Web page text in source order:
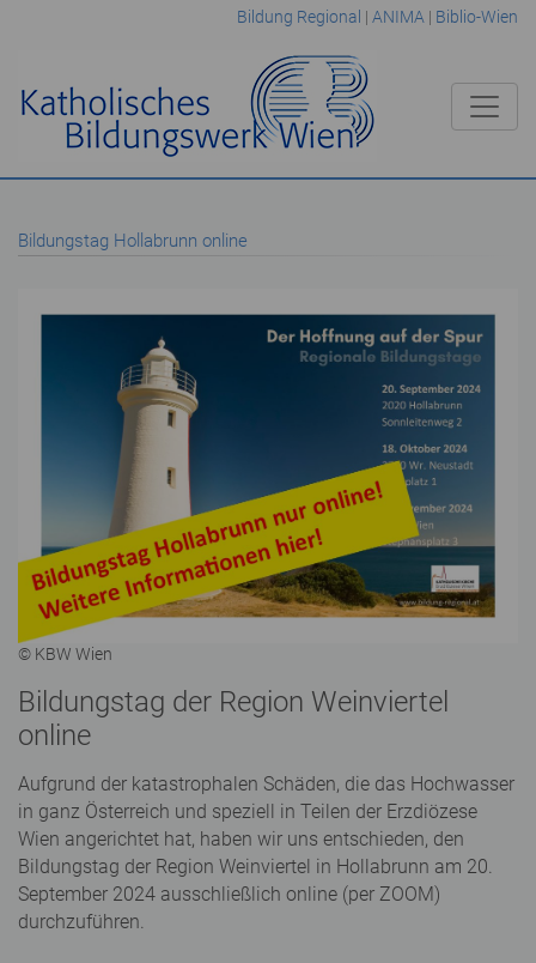
Bildung Regional | ANIMA | Biblio-Wien
Bildungstag Hollabrunn online
© KBW Wien
Bildungstag der Region Weinviertel
online
Aufgrund der katastrophalen Schäden, die das Hochwasser
in ganz Österreich und speziell in Teilen der Erzdiözese
Wien angerichtet hat, haben wir uns entschieden, den
Bildungstag der Region Weinviertel in Hollabrunn am 20.
September 2024 ausschließlich online (per ZOOM)
durchzuführen.